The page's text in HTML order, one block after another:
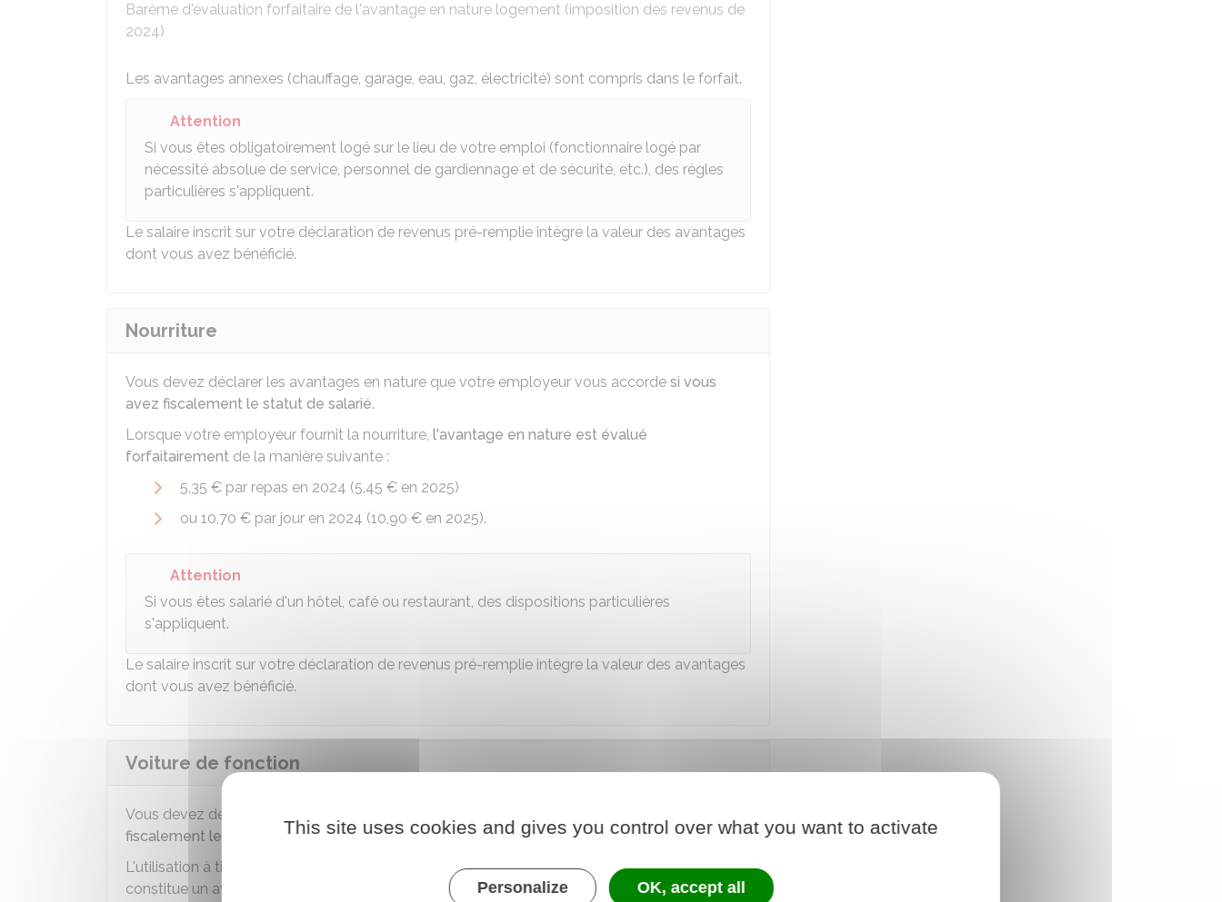
Barème d'évaluation forfaitaire de l'avantage en nature logement (imposition des revenus de
2024)
Les avantages annexes (chauffage, garage, eau, gaz, électricité) sont compris dans le forfait.
Attention
Si vous êtes obligatoirement logé sur le lieu de votre emploi (fonctionnaire logé par
nécessité absolue de service, personnel de gardiennage et de sécurité, etc.), des règles
particulières s'appliquent.
Le salaire inscrit sur votre déclaration de revenus pré-remplie intègre la valeur des avantages
dont vous avez bénéficié.
Nourriture
Vous devez déclarer les avantages en nature que votre employeur vous accorde si vous
avez fiscalement le statut de salarié.
Lorsque votre employeur fournit la nourriture, l'avantage en nature est évalué
forfaitairement de la manière suivante :
5,35 € par repas en 2024 (5,45 € en 2025)
ou 10,70 € par jour en 2024 (10,90 € en 2025).
Attention
Si vous êtes salarié d'un hôtel, café ou restaurant, des dispositions particulières
s'appliquent.
Le salaire inscrit sur votre déclaration de revenus pré-remplie intègre la valeur des avantages
dont vous avez bénéficié.
Voiture de fonction
Vous devez déclarer les avantages en nature accordés par votre employeur
fiscalement le statut de salarié.
L'utilisation à titre privé d'une voiture de fonction mise à disposition par votre employeur
constitue un avantage en nature.
This site uses cookies and gives you control over what you want to activate
Personalize OK, accept all